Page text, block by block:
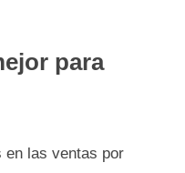
para
en las ventas por